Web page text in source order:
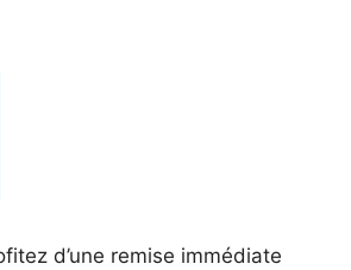
d’une remise immédiate